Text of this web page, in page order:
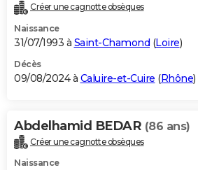
Créer une cagnotte obsèques
Naissance
31/07/1993 à Saint-Chamond (Loire)
Décès
09/08/2024 à Caluire-et-Cuire (Rhône)
Abdelhamid BEDAR (86 ans)
Créer une cagnotte obsèques
Naissance